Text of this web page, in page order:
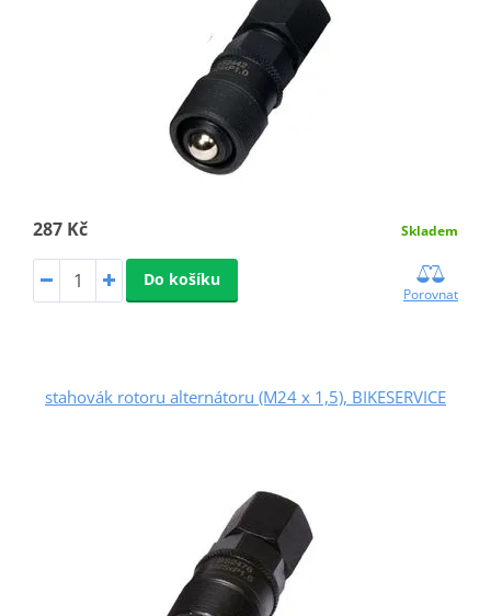
287 Kč Skladem
Do košíku
Porovnat
stahovák rotoru alternátoru (M24 x 1,5), BIKESERVICE